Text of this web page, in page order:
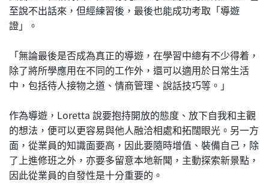
至說不出話來，但經練習後，最後也能成功考取「導遊
證」。
「無論最後是否成為真正的導遊，在學習中總有不少得着，
除了將所學應用在不同的工作外，還可以適用於日常生活
中，包括待人接物之道、情商管理、說話技巧等。」
作為導遊，Loretta 說要抱持開放的態度、放下自我和主觀
的想法，便可以更容易與他人融洽相處和拓闊眼光。另一方
面，從業員的知識面要高，因此要隨時增值、裝備自己，除
了上進修班之外，亦要多留意本地新聞，主動探索新景點，
因此從業員的自發性是十分重要的。